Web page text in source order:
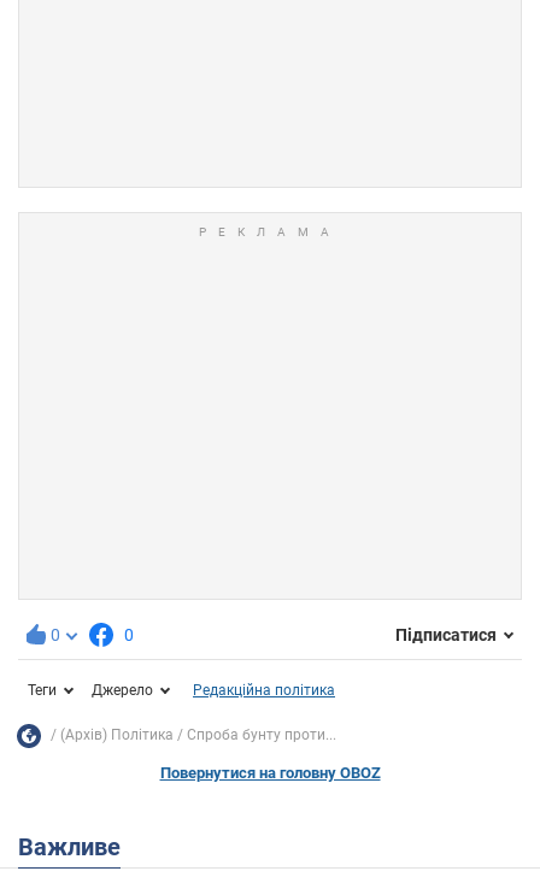
0 0 Підписатися
Теги Джерело Редакційна політика
(Архів) Політика Спроба бунту проти...
Повернутися на головну OBOZ
Важливе